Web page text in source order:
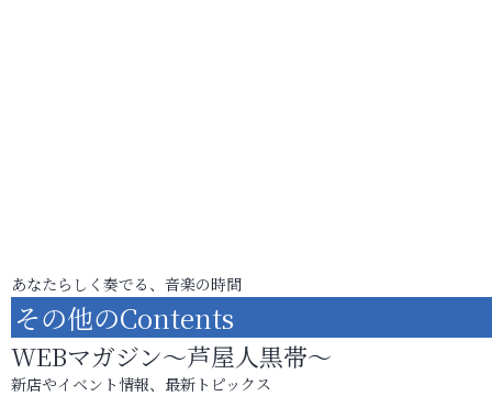
あなたらしく奏でる、音楽の時間
その他のContents
WEBマガジン～芦屋人黒帯～
新店やイベント情報、最新トピックス